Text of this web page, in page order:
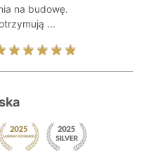
na budowę.
...